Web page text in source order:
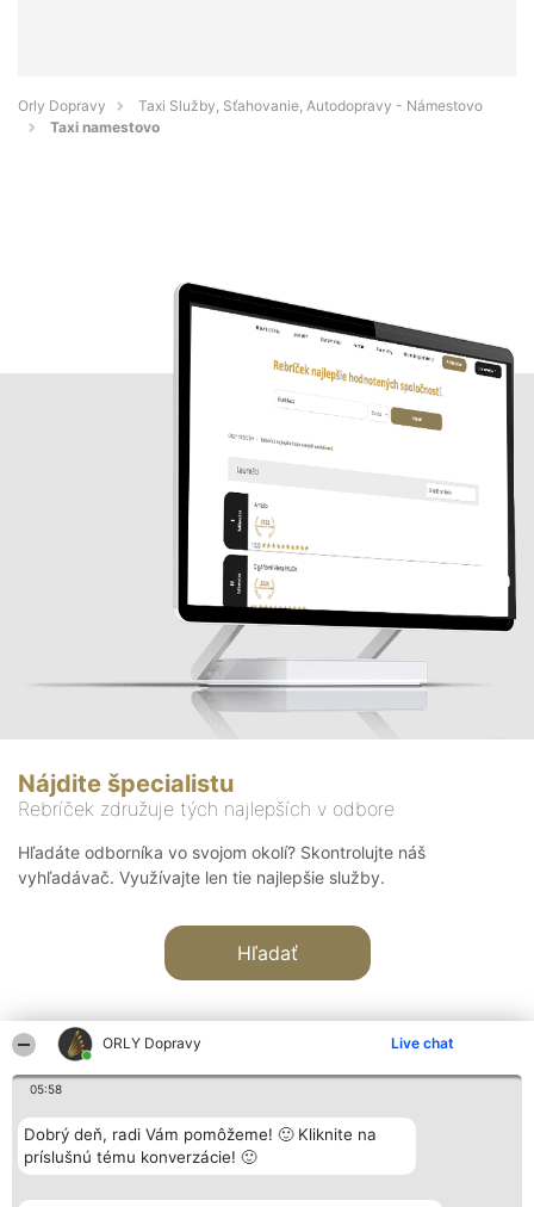
ORLY Dopravy Live chat
05:58
Dobrý deň, radi Vám pomôžeme! 🙂 Kliknite na
príslušnú tému konverzácie! 🙂
Orly Dopravy
Taxi Služby, Sťahovanie, Autodopravy - Námestovo
Taxi namestovo
Nájdite špecialistu
Rebríček združuje tých najlepších v odbore
Hľadáte odborníka vo svojom okolí? Skontrolujte náš
vyhľadávač. Využívajte len tie najlepšie služby.
Hľadať
Organizátor hodnotenia
Bright Side Solutions sp. z o.
o. sp. k.
Wrocław 50-079
Hodnotenie
Laureáti
Lista
Laureatów
Kontakt
Kontakt